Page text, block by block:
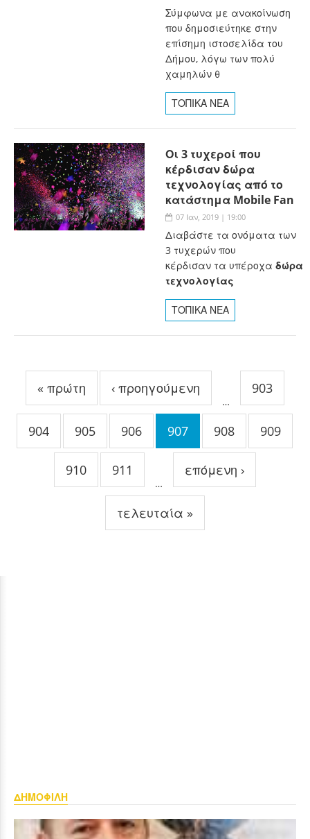
Σύμφωνα με ανακοίνωση
που δημοσιεύτηκε στην
επίσημη ιστοσελίδα του
Δήμου, λόγω των πολύ
χαμηλών θ
ΤΟΠΙΚΑ ΝΕΑ
Οι 3 τυχεροί που
κέρδισαν δώρα
τεχνολογίας από το
κατάστημα Mobile Fan
07 Ιαν, 2019 | 19:00
Διαβάστε τα ονόματα των
3 τυχερών που
κέρδισαν τα υπέροχα δώρα
τεχνολογίας
ΤΟΠΙΚΑ ΝΕΑ
« πρώτη ‹ προηγούμενη
…
903
904 905 906 907 908 909
910 911
…
επόμενη ›
τελευταία »
ΔΗΜΟΦΙΛΗ